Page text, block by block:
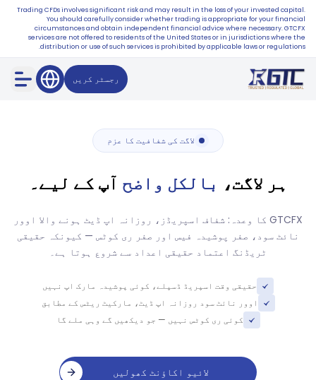
Trading CFDs involves significant risk and may result in the loss of your invested capital.
You should carefully consider whether trading is appropriate for your financial
circumstances and obtain independent financial advice where necessary. GTCFX
services are not offered to residents of the United States or in jurisdictions where the
distribution or use of such services is prohibited by applicable laws or regulations.
رجسٹر کریں
لاگت کی شفافیت کا عزم
ہر لاگت، بالکل واضح آپ کے لیے۔
GTCFX کا وعدہ: شفاف اسپریڈز، روزانہ اپ ڈیٹ ہونے والا اوور
نائٹ سود، صفر پوشیدہ فیس اور صفر ری کوٹس — کیونکہ حقیقی
ٹریڈنگ اعتماد حقیقی اعداد سے شروع ہوتا ہے۔
حقیقی وقت اسپریڈ ڈسپلے، کوئی پوشیدہ مارک اپ نہیں
اوور نائٹ سود روزانہ اپ ڈیٹ، مارکیٹ ریٹس کے مطابق
کوئی ری کوٹس نہیں — جو دیکھیں گے وہی ملے گا
لائیو اکاؤنٹ کھولیں